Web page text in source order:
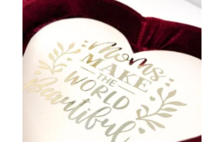
₲250,000.
₲165,000.